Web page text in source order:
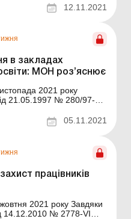
сектору,
від 23.01.2015 № 11.
12.11.2021
в закладах
МОН роз’яснює
2021 року
21.05.1997 № 280/97-ВР
повноважень
селищних, міських рад
05.11.2021
працівників
2021 року Завдяки
14.12.2010 № 2778-VІ